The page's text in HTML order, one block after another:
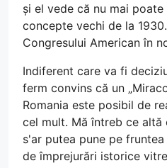
și el vede că nu mai
concepte vechi de la
Congresului American în
Indiferent care va fi
ferm convins că un
Romania este posibil de
cel mult. Mă întreb ce altă
s'ar putea pune pe
de împrejurări istorice